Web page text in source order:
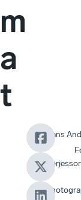
m
a
t
Hans